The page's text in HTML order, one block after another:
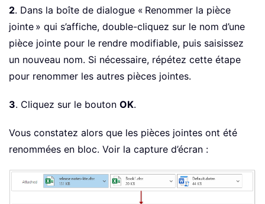
2. Dans la boîte de dialogue « Renommer la pièce
jointe » qui s’affiche, double-cliquez sur le nom d’une
pièce jointe pour le rendre modifiable, puis saisissez
un nouveau nom. Si nécessaire, répétez cette étape
pour renommer les autres pièces jointes.
3. Cliquez sur le bouton OK.
Vous constatez alors que les pièces jointes ont été
renommées en bloc. Voir la capture d’écran :